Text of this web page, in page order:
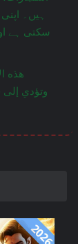
ہیں۔
سکتی ہے
2026